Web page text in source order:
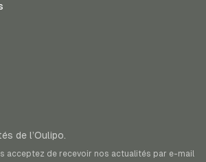
de l’Oulipo.
acceptez de recevoir nos actualités par e-mail